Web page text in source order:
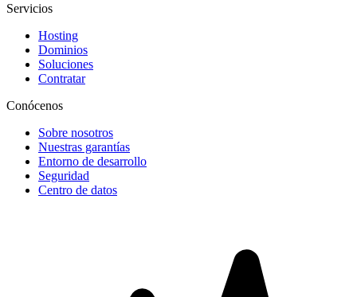
Servicios
Hosting
Dominios
Soluciones
Contratar
Conócenos
Sobre nosotros
Nuestras garantías
Entorno de desarrollo
Seguridad
Centro de datos